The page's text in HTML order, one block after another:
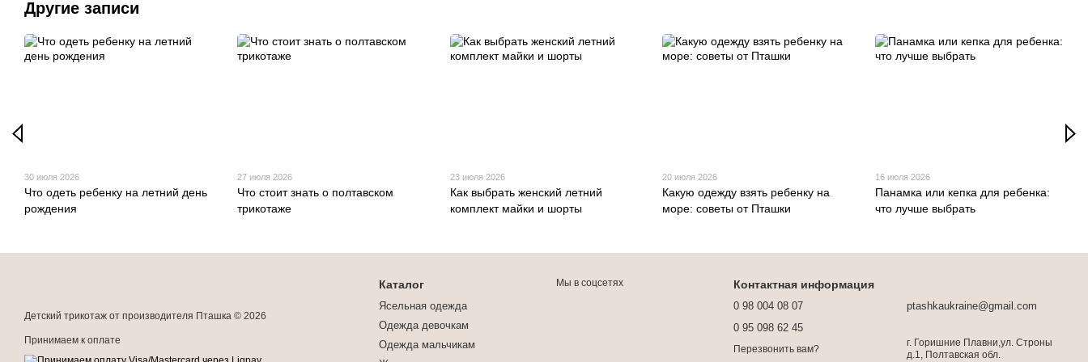
Другие записи
30 июля 2026
Что одеть ребенку на летний день
рождения
27 июля 2026
Что стоит знать о полтавском
трикотаже
23 июля 2026
Как выбрать женский летний
комплект майки и шорты
20 июля 2026
Какую одежду взять ребенку на
море: советы от Пташки
16 июля 2026
Панамка или кепка для ребенка:
что лучше выбрать
Детский трикотаж от производителя Пташка © 2026
Принимаем к оплате
Каталог
Ясельная одежда
Одежда девочкам
Одежда мальчикам
Мы в соцсетях Контактная информация
0 98 004 08 07
0 95 098 62 45
Перезвонить вам?
ptashkaukraine@gmail.com
г. Горишние Плавни,ул. Строны
д.1, Полтавская обл.